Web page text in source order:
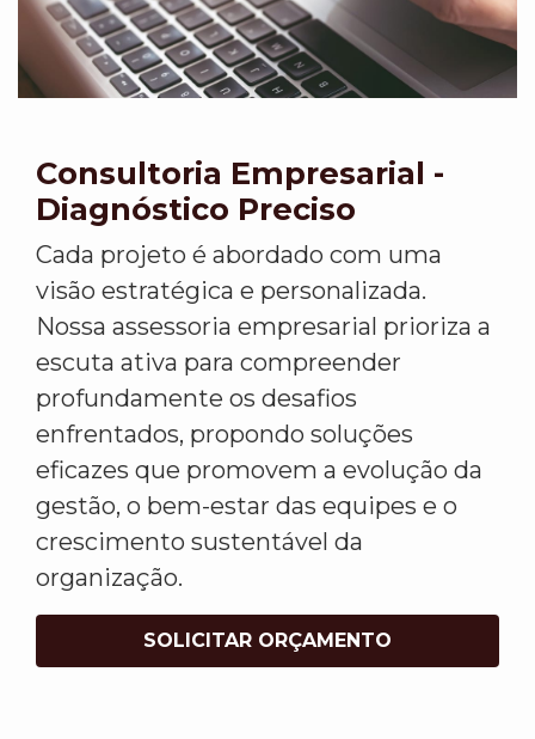
Consultoria Empresarial -
Diagnóstico Preciso
Cada projeto é abordado com uma
visão estratégica e personalizada.
Nossa assessoria empresarial prioriza a
escuta ativa para compreender
profundamente os desafios
enfrentados, propondo soluções
eficazes que promovem a evolução da
gestão, o bem-estar das equipes e o
crescimento sustentável da
organização.
SOLICITAR ORÇAMENTO